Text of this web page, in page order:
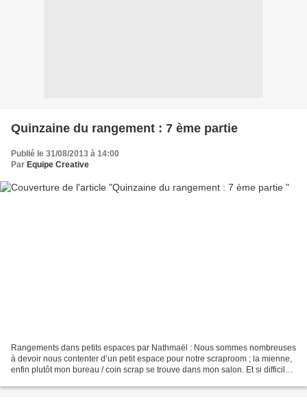
Quinzaine du rangement : 7 ème partie
Publié le 31/08/2013 à 14:00
Par Equipe Creative
Rangements dans petits espaces par Nathmaël : Nous sommes nombreuses
à devoir nous contenter d’un petit espace pour notre scraproom ; la mienne,
enfin plutôt mon bureau / coin scrap se trouve dans mon salon. Et si difficile